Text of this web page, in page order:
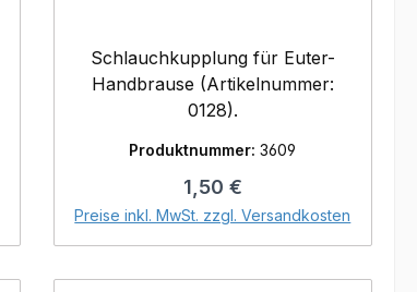
Schlauchkupplung für Euter-
Handbrause (Artikelnummer:
0128).
Produktnummer:3609
Regulärer Preis:
1,50 €
Preise inkl. MwSt. zzgl. Versandkosten
In den Warenkorb